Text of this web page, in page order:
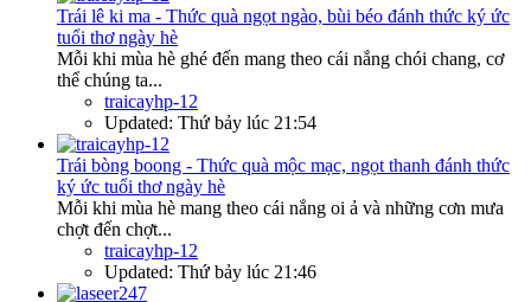
Trái lê ki ma - Thức quà ngọt ngào, bùi béo đánh thức ký ức
tuổi thơ ngày hè
Mỗi khi mùa hè ghé đến mang theo cái nắng chói chang, cơ
thể chúng ta...
traicayhp-12
Updated: Thứ bảy lúc 21:54
Trái bòng boong - Thức quà mộc mạc, ngọt thanh đánh thức
ký ức tuổi thơ ngày hè
Mỗi khi mùa hè mang theo cái nắng oi ả và những cơn mưa
chợt đến chợt...
traicayhp-12
Updated: Thứ bảy lúc 21:46